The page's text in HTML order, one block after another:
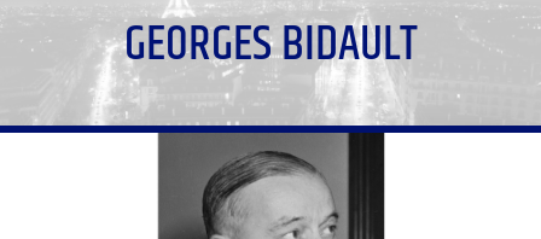
GEORGES BIDAULT